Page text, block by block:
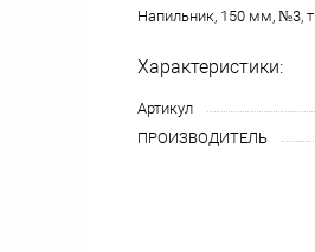
Напильник, 150 мм, №3,
Характеристики:
Артикул
ПРОИЗВОДИТЕЛЬ